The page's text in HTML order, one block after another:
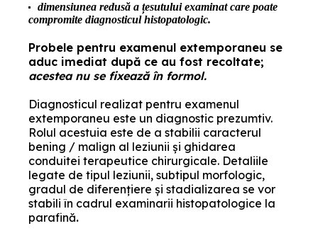
dimensiunea redusă a țesutului examinat care poate
compromite diagnosticul histopatologic.
Probele pentru examenul extemporaneu se
aduc imediat după ce au fost recoltate;
acestea nu se fixează în formol.
Diagnosticul realizat pentru examenul
extemporaneu este un diagnostic prezumtiv.
Rolul acestuia este de a stabilii caracterul
bening / malign al leziunii și ghidarea
conduitei terapeutice chirurgicale. Detaliile
legate de tipul leziunii, subtipul morfologic,
gradul de diferențiere și stadializarea se vor
stabili în cadrul examinarii histopatologice la
parafină.